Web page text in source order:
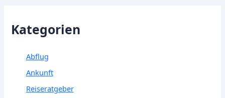
Kategorien
Abflug
Ankunft
Reiseratgeber